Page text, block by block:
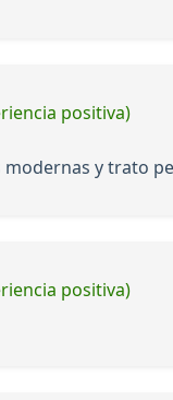
positiva)
y trato
positiva)